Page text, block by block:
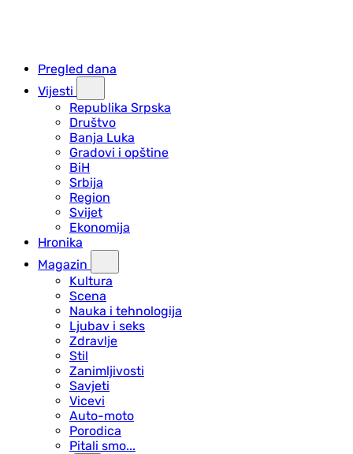
Pregled dana
Vijesti
Republika Srpska
Društvo
Banja Luka
Gradovi i opštine
BiH
Srbija
Region
Svijet
Ekonomija
Hronika
Magazin
Kultura
Scena
Nauka i tehnologija
Ljubav i seks
Zdravlje
Stil
Zanimljivosti
Savjeti
Vicevi
Auto-moto
Porodica
Pitali smo...